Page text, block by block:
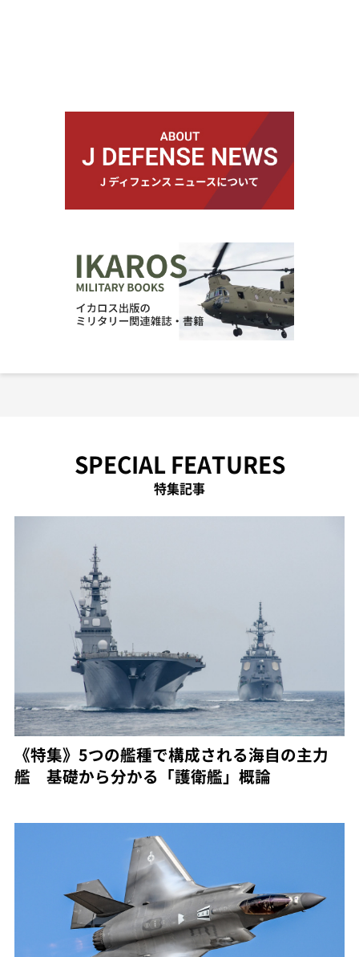
SPECIAL FEATURES
特集記事
《特集》5つの艦種で構成される海自の主力
艦 基礎から分かる「護衛艦」概論